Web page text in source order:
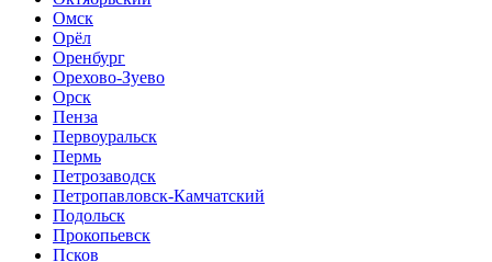
Омск
Орёл
Оренбург
Орехово-Зуево
Орск
Пенза
Первоуральск
Пермь
Петрозаводск
Петропавловск-Камчатский
Подольск
Прокопьевск
Псков